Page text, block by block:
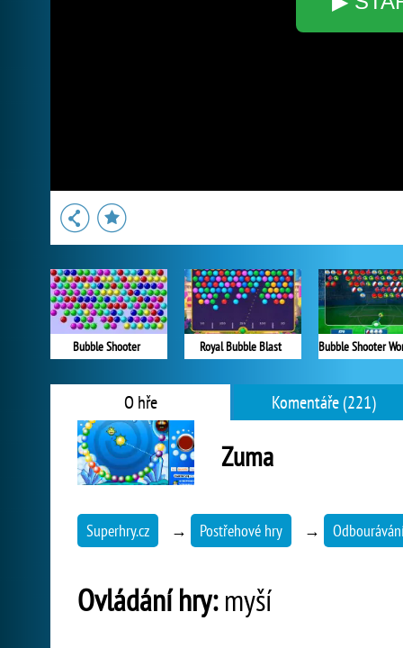
Bubble Shooter Royal Bubble Blast
O hře Komentáře (221)
Zuma
Superhry.cz → Postřehové hry →
Ovládání hry:myší